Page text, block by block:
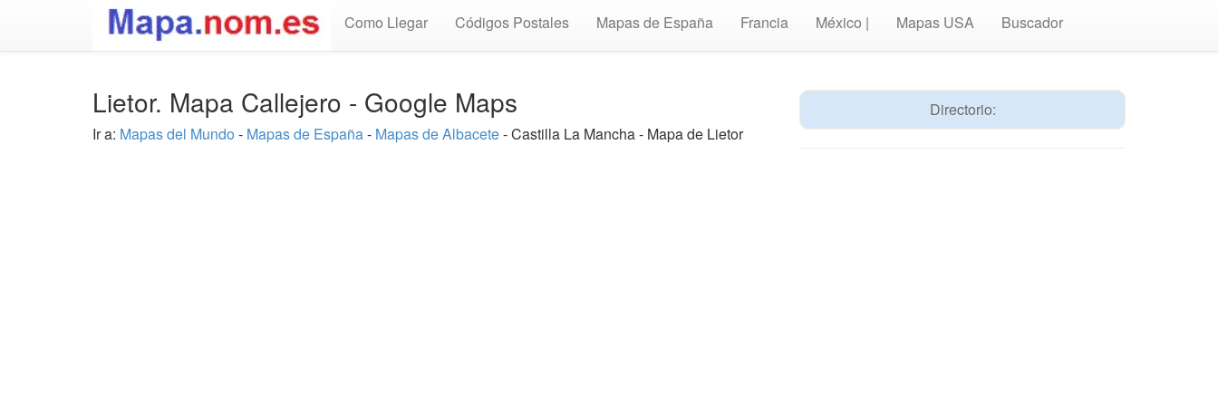
Como Llegar Códigos Postales Mapas de España Francia México | Mapas USA Buscador
Lietor. Mapa Callejero - Google Maps
Ir a: Mapas del Mundo - Mapas de España- Mapas de Albacete- Castilla La Mancha - Mapa de Lietor
Directorio: